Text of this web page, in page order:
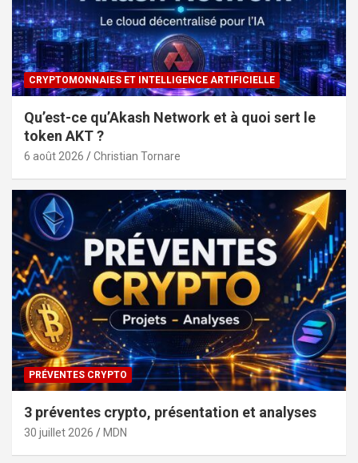
CRYPTOMONNAIES ET INTELLIGENCE ARTIFICIELLE
Qu’est-ce qu’Akash Network et à quoi sert le
token AKT ?
6 août 2026 Christian Tornare
PRÉVENTES CRYPTO
3 préventes crypto, présentation et analyses
30 juillet 2026 MDN